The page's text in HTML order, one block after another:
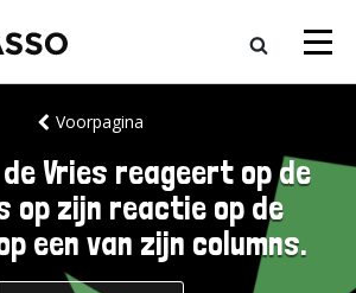
Voorpagina
Vries reageert op de
op zijn reactie op de
een van zijn columns.